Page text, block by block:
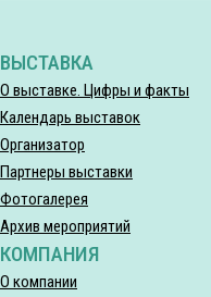
ВЫСТАВКА
О выставке. Цифры и факты
Календарь выставок
Организатор
Партнеры выставки
Фотогалерея
Архив мероприятий
КОМПАНИЯ
О компании